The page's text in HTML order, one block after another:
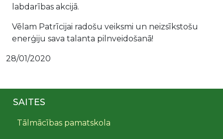
labdarības akcijā.
Vēlam Patrīcijai radošu veiksmi un neizsīkstošu
enerģiju sava talanta pilnveidošanā!
28/01/2020
SAITES
Tālmācības pamatskola